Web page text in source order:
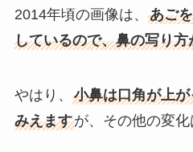
2014年頃の画像は、 あご
しているので、鼻の写り
やはり、 小鼻は口角が上
みえますが、その他の変化